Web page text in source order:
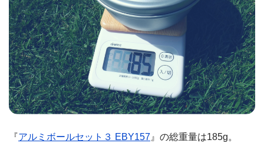
『アルミボールセット３ EBY157 』の総重量は185g。